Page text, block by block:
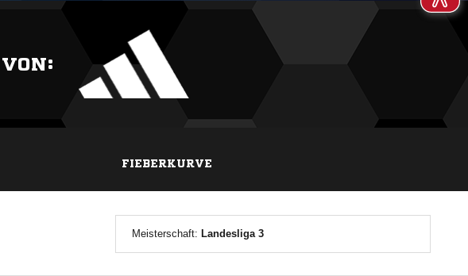
FIEBERKURVE
Meisterschaft: Landesliga 3